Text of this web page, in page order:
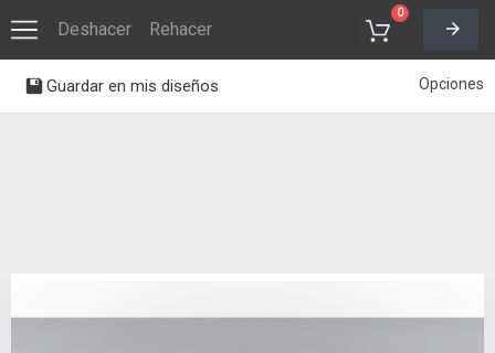
Deshacer Rehacer
0
Guardar en mis diseños Opciones